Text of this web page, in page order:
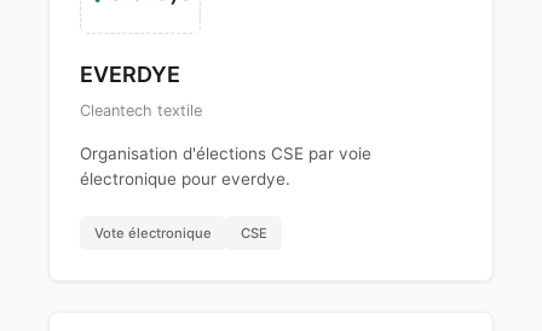
EVERDYE
Cleantech textile
Organisation d'élections CSE par voie
électronique pour everdye.
Vote électronique CSE